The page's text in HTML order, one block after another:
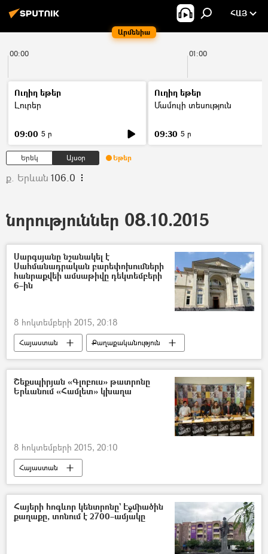
Արմենիա
ՀԱՅ
00:00 01:00
Ուղիղ եթեր
Լուրեր
09:00 5 ր
Ուղիղ եթեր
Մամուլի տեսություն
09:30 5 ր
Երեկ Այսօր Եթեր
ք. Երևան 106.0
նորություններ 08.10.2015
Սարգսյանը նշանակել է
Սահմանադրական բարեփոխումների
հանրաքվեի ամսաթիվը դեկտեմբերի
6–ին
8 հոկտեմբերի 2015, 20:18
Հայաստան Քաղաքականություն
Շեքսպիրյան «Գլոբուս» թատրոնը
Երևանում «Համլետ» կխաղա
8 հոկտեմբերի 2015, 20:10
Հայաստան
Հայերի հոգևոր կենտրոնը` Էջմիածին
քաղաքը, տոնում է 2700–ամյակը